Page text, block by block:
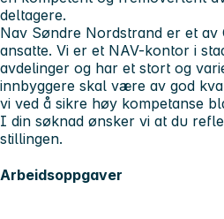
deltagere.
Nav Søndre Nordstrand er et av
ansatte. Vi er et NAV-kontor i
avdelinger og har et stort og
innbyggere skal være av god
vi ved å sikre høy kompetanse
I din søknad ønsker vi at du
stillingen.
Arbeidsoppgaver